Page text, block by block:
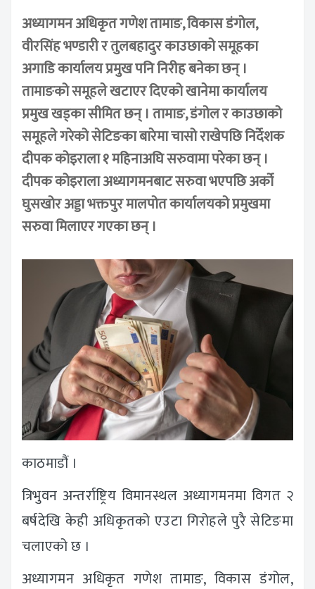
अध्यागमन अधिकृत गणेश तामाङ, विकास डंगोल,
वीरसिंह भण्डारी र तुलबहादुर काउछाको समूहका
अगाडि कार्यालय प्रमुख पनि निरीह बनेका छन् ।
तामाङको समूहले खटाएर दिएको खानेमा कार्यालय
प्रमुख खड्का सीमित छन् । तामाङ, डंगोल र काउछाको
समूहले गरेको सेटिङका बारेमा चासो राखेपछि निर्देशक
दीपक कोइराला १ महिनाअघि सरुवामा परेका छन् ।
दीपक कोइराला अध्यागमनबाट सरुवा भएपछि अर्को
घुसखोर अड्डा भक्तपुर मालपोत कार्यालयको प्रमुखमा
सरुवा मिलाएर गएका छन् ।
काठमाडौं ।
त्रिभुवन अन्तर्राष्ट्रिय विमानस्थल अध्यागमनमा विगत २
बर्षदेखि केही अधिकृतको एउटा गिरोहले पुरै सेटिङमा
चलाएको छ ।
अध्यागमन अधिकृत गणेश तामाङ, विकास डंगोल,